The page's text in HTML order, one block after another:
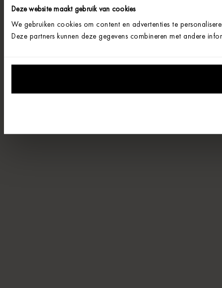
Deze website maakt gebruik van cookies
We gebruiken cookies om content en advertenties te
Deze partners kunnen deze gegevens combineren met andere